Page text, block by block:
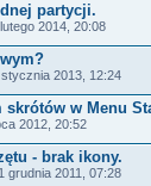
partycji.
2014, 20:08
2013, 12:24
skrótów w Menu
2012, 20:52
- brak ikony.
grudnia 2011, 07:28